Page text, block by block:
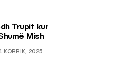
Trupit kur
Mish
KORRIK, 2025